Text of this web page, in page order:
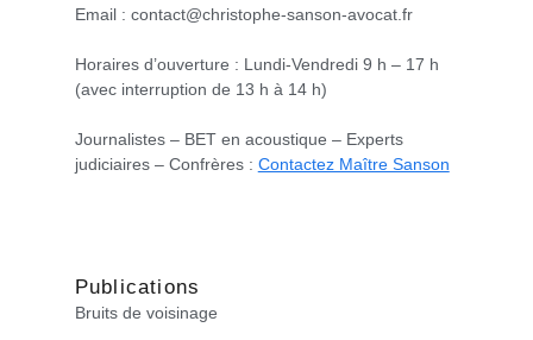
Publications
Bruits de voisinage
Email : contact@christophe-sanson-avocat.fr
Horaires d’ouverture : Lundi-Vendredi 9 h – 17 h
(avec interruption de 13 h à 14 h)
Journalistes – BET en acoustique – Experts
judiciaires – Confrères : Contactez Maître Sanson